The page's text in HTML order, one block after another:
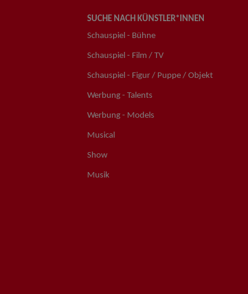
SUCHE NACH KÜNSTLER*INNEN
Schauspiel - Bühne
Schauspiel - Film / TV
Schauspiel - Figur / Puppe / Objekt
Werbung - Talents
Werbung - Models
Musical
Show
Musik